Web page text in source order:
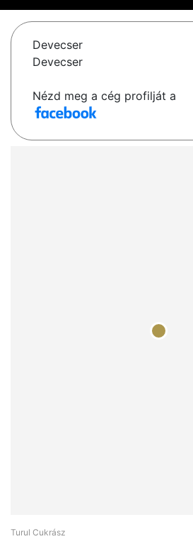
Devecser
Devecser
Nézd meg a cég profilját a
Turul Cukrász